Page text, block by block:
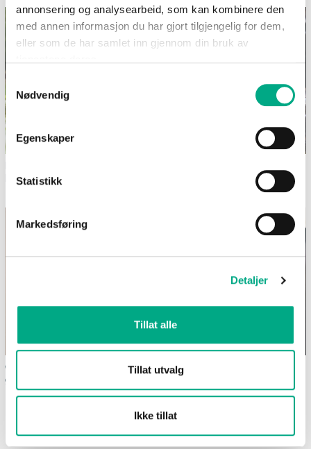
annonsering og analysearbeid, som kan kombinere den
med annen informasjon du har gjort tilgjengelig for dem,
eller som de har samlet inn gjennom din bruk av
Samtykkevalg
Nødvendig
Egenskaper
Statistikk
Markedsføring
Detaljer
Tillat alle
Tillat utvalg
Ikke tillat
hagen morsomme aktiviteter uten
Ofte stilte spørsmål om
gavekortet Altiett
Våre spisesteder
SE FLERE ARTIKLER